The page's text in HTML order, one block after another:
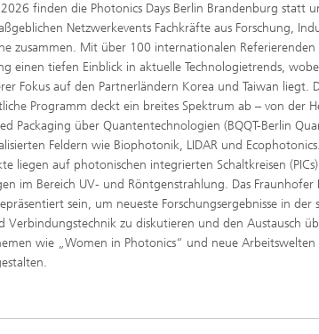
finden die Photonics Days Berlin Brandenburg statt
Netzwerkevents Fachkräfte aus Forschung,
zusammen. Mit über 100 internationalen
einen tiefen Einblick in aktuelle Technologietrends,
Fokus auf den Partnerländern Korea und Taiwan liegt.
Programm deckt ein breites Spektrum ab – von der
Packaging über Quantentechnologien (BQQT-Berlin
Feldern wie Biophotonik, LIDAR und
liegen auf photonischen integrierten Schaltkreisen
im Bereich UV- und Röntgenstrahlung. Das
sein, um neueste Forschungsergebnisse in der
Verbindungstechnik zu diskutieren und den Austausch
wie „Women in Photonics“ und neue